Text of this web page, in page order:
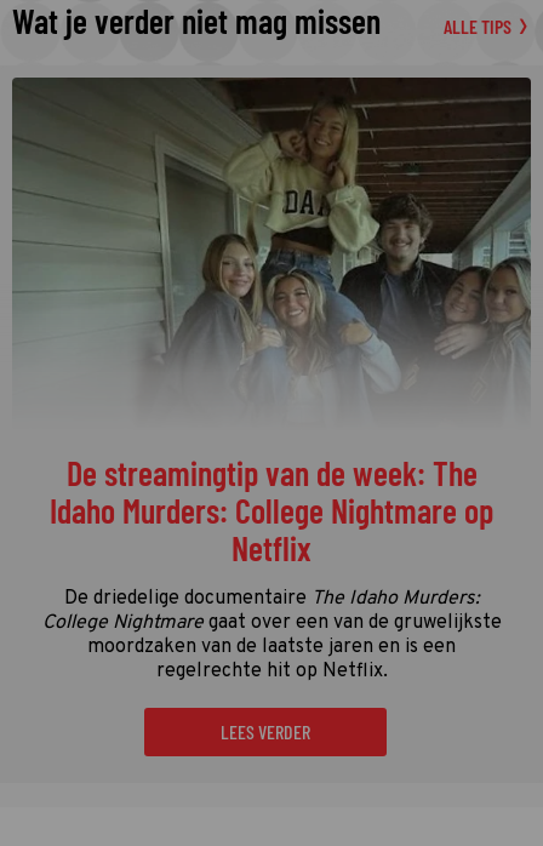
Wat je verder niet mag missen ALLE TIPS
De streamingtip van de week: The
Idaho Murders: College Nightmare op
Netflix
De driedelige documentaire The Idaho Murders:
College Nightmaregaat over een van de gruwelijkste
moordzaken van de laatste jaren en is een
regelrechte hit op Netflix.
LEES VERDER